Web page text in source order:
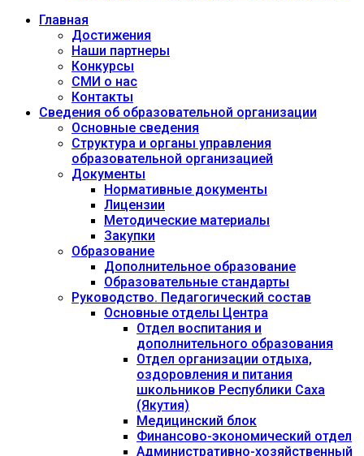
Главная
Достижения
Наши партнеры
Конкурсы
СМИ о нас
Контакты
Сведения об образовательной организации
Основные сведения
Структура и органы управления
образовательной организацией
Документы
Нормативные документы
Лицензии
Методические материалы
Закупки
Образование
Дополнительное образование
Образовательные стандарты
Руководство. Педагогический состав
Основные отделы Центра
Отдел воспитания и
дополнительного образования
Отдел организации отдыха,
оздоровления и питания
школьников Республики Саха
(Якутия)
Медицинский блок
Финансово-экономический отдел
Административно-хозяйственный